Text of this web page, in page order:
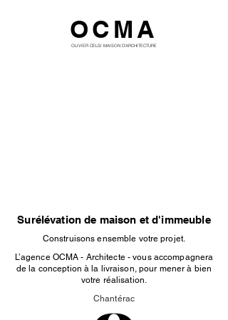
OCMA
OLIVIER CELSI MAISON D'ARCHITECTURE
Surélévation de maison et d'immeuble
Construisons ensemble votre projet.
L’agence OCMA - Architecte - vous accompagnera
de la conception à la livraison, pour mener à bien
votre réalisation.
Chantérac